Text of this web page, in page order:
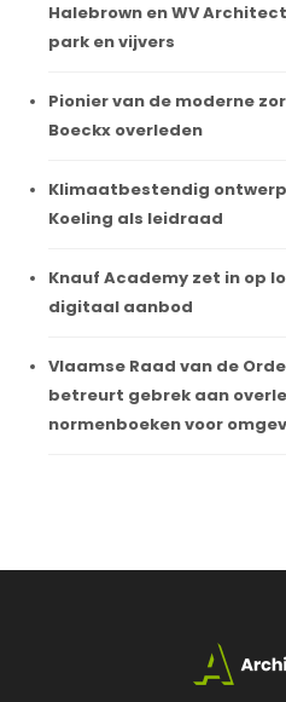
Halebrown en WV
park en vijvers
Pionier van de moderne
Boeckx overleden
Klimaatbestendig
Koeling als leidraad
Knauf Academy zet in op
digitaal aanbod
Vlaamse Raad van de
betreurt gebrek aan
normenboeken voor